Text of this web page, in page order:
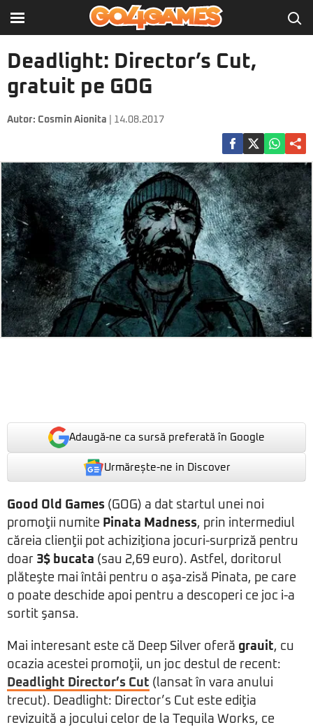
Deadlight: Director’s Cut,
gratuit pe GOG
Autor: Cosmin Aionita | 14.08.2017
Adaugă-ne ca sursă preferată în Google
Urmărește-ne in Discover
Good Old Games (GOG) a dat startul unei noi
promoţii numite Pinata Madness, prin intermediul
căreia clienţii pot achiziţiona jocuri-surpriză pentru
doar 3$ bucata (sau 2,69 euro). Astfel, doritorul
plăteşte mai întâi pentru o aşa-zisă Pinata, pe care
o poate deschide apoi pentru a descoperi ce joc i-a
sortit şansa.
Mai interesant este că Deep Silver oferă grauit, cu
ocazia acestei promoţii, un joc destul de recent:
Deadlight Director’s Cut (lansat în vara anului
trecut). Deadlight: Director’s Cut este ediţia
revizuită a jocului celor de la Tequila Works, ce